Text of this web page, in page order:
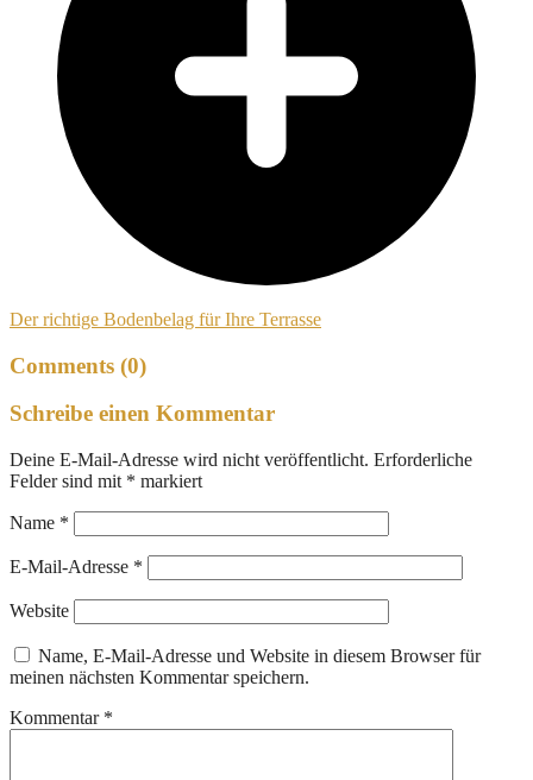
Der richtige Bodenbelag für Ihre Terrasse
Comments (0)
Schreibe einen Kommentar
Deine E-Mail-Adresse wird nicht veröffentlicht. Erforderliche
Felder sind mit * markiert
Name *
E-Mail-Adresse *
Website
Name, E-Mail-Adresse und Website in diesem Browser für
meinen nächsten Kommentar speichern.
Kommentar *